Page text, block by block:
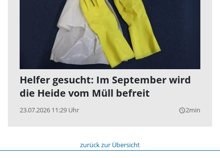
Helfer gesucht: Im September wird
die Heide vom Müll befreit
23.07.2026 11:29 Uhr query_builder2min
zurück zur Übersicht